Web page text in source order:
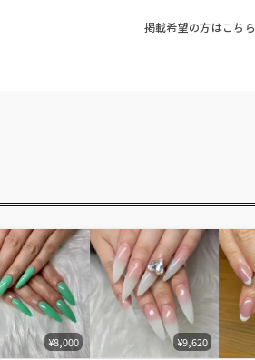
掲載希望の方はこちら
¥8,000 ¥9,620